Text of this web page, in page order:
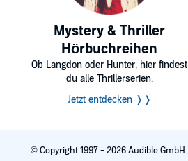
Mystery & Thriller
Hörbuchreihen
Ob Langdon oder Hunter, hier findest
du alle Thrillerserien.
Jetzt entdecken ❭❭
© Copyright 1997 - 2026 Audible GmbH